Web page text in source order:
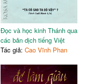
Đọc và học kinh Thánh qua
các bản dịch tiếng Việt
Tác giả: Cao Vĩnh Phan